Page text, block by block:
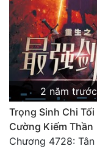
Quân Sự
Sảng Văn
Sủng
Thanh Xuân
Tiên Hiệp
2 năm trước
Trọng Sinh Chi Tối
Cường Kiếm Thần